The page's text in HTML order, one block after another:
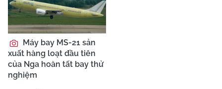
Máy bay MS-21 sản
xuất hàng loạt đầu tiên
của Nga hoàn tất bay thử
nghiệm